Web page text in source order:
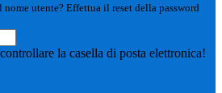
utente? Effettua il reset della password
la casella di posta elettronica!